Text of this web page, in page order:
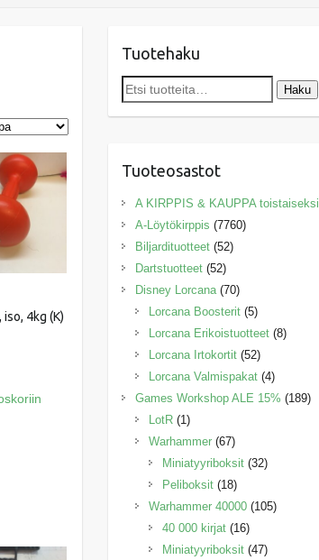
iso, 4kg (K)
Tuotehaku
Etsi: Haku
Tuoteosastot
A KIRPPIS & KAUPPA toistaiseksi
A-Löytökirppis (7760)
Biljardituotteet (52)
Dartstuotteet (52)
Disney Lorcana (70)
Lorcana Boosterit (5)
Lorcana Erikoistuotteet (8)
Lorcana Irtokortit (52)
Lorcana Valmispakat (4)
Games Workshop ALE 15% (189)
LotR (1)
Warhammer (67)
Miniatyyriboksit (32)
Peliboksit (18)
Warhammer 40000 (105)
40 000 kirjat (16)
Miniatyyriboksit (47)